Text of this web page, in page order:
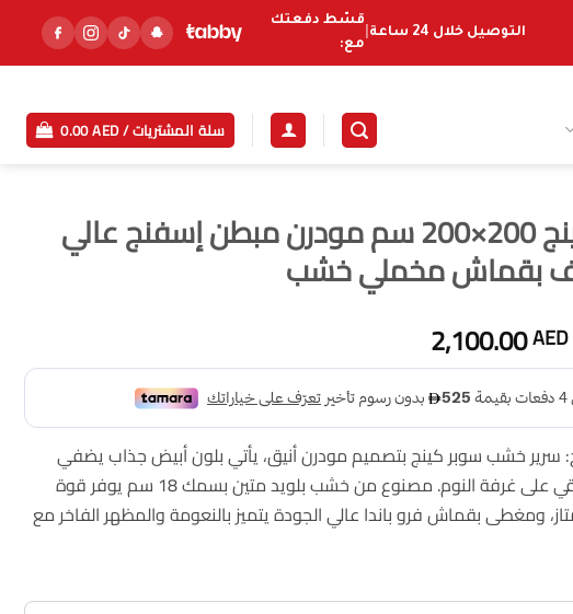
التوصيل خلال 24 ساعة
قسّط دفعتك
مع:
سلة المشتريات / 0.00AED
سرير سوبر كينج 200×200 سم مودرن مبطن إسفنج عالي
بقماش مخملي خشب
السعر
الأصلي
هو:
2,415.00 AED.
2,100.00AED
الحالي
هو:
2,100.00 AED.
سرير خشب سوبر كينج بتصميم مودرن أنيق، يأتي بلون أبيض جذاب يضفي
إحساسًا بالهدوء والرقي على غرفة النوم. مصنوع من خشب بلويد متين بسمك 18 سم يوفر قوة
ومغطى بقماش فرو باندا عالي الجودة يتميز بالنعومة والمظهر الفاخر مع